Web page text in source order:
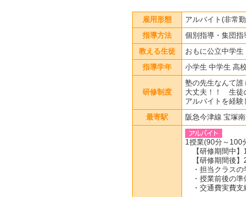
雇用形態 アルバイト(非常
指導方法 個別指導・集団指
教える生徒 おもに公立中学生
指導学年 小学生 中学生 高
研修制度
塾の先生なんて誰
大丈夫！！ 生徒
アルバイトを経験
最寄駅 阪急今津線 宝塚
1授業(90分～
【研修期間中
【研修期間後
・担当クラスの
・授業前後の準
・交通費実費支